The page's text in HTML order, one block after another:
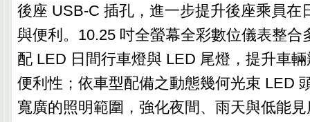
後座 USB-C 插孔，進一步提升後座乘員在
與便利。10.25 吋全螢幕全彩數位儀表整合
配 LED 日間行車燈與 LED 尾燈，提升車
便利性；依車型配備之動態幾何光束 LED
寬廣的照明範圍，強化夜間、雨天與低能